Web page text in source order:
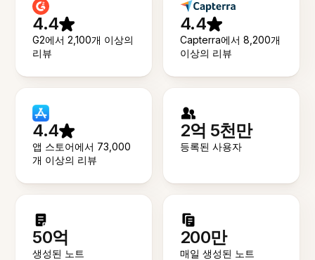
4.4
G2에서 2,100개 이상의
리뷰
4.4
Capterra에서 8,200개
이상의 리뷰
4.4
앱 스토어에서 73,000
개 이상의 리뷰
2억 5천만
등록된 사용자
50억
생성된 노트
200만
매일 생성된 노트